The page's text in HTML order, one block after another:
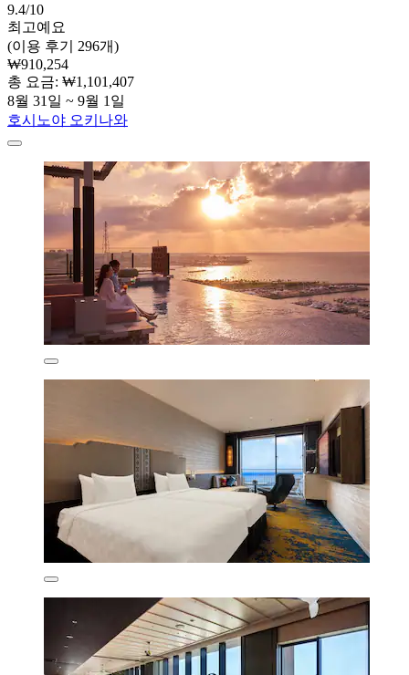
9.4/10
최고예요
(이용 후기 296개)
₩910,254
총 요금: ₩1,101,407
8월 31일 ~ 9월 1일
호시노야 오키나와